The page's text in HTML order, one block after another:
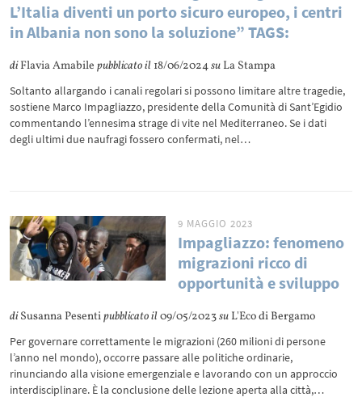
L’Italia diventi un porto sicuro europeo, i centri
in Albania non sono la soluzione” TAGS:
diFlavia Amabilepubblicato il 18/06/2024su La Stampa
Soltanto allargando i canali regolari si possono limitare altre tragedie,
sostiene Marco Impagliazzo, presidente della Comunità di Sant’Egidio
commentando l’ennesima strage di vite nel Mediterraneo. Se i dati
degli ultimi due naufragi fossero confermati, nel…
9 MAGGIO 2023
Impagliazzo: fenomeno
migrazioni ricco di
opportunità e sviluppo
diSusanna Pesentipubblicato il09/05/2023su L'Eco di Bergamo
Per governare correttamente le migrazioni (260 milioni di persone
l’anno nel mondo), occorre passare alle politiche ordinarie,
rinunciando alla visione emergenziale e lavorando con un approccio
interdisciplinare. È la conclusione delle lezione aperta alla città,…